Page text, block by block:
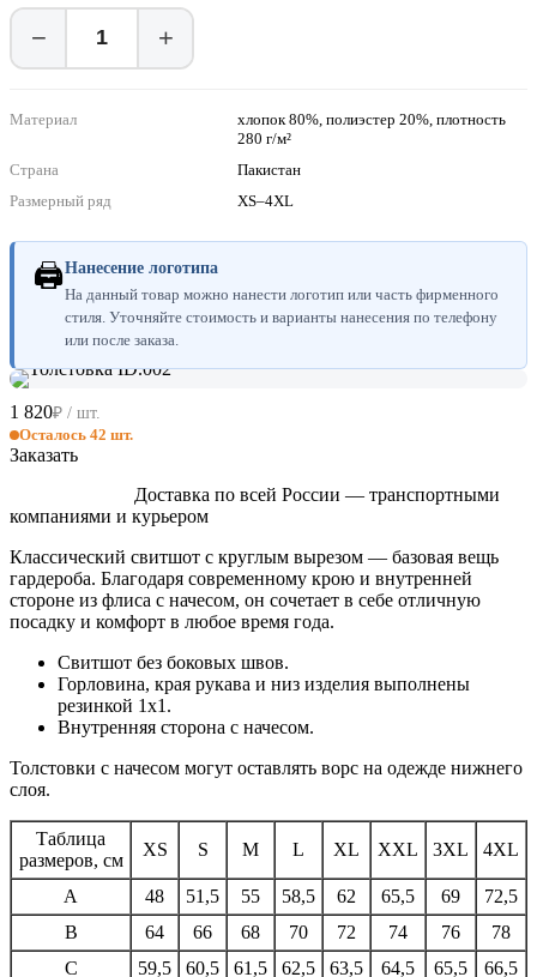
− +
Материал
хлопок 80%, полиэстер 20%, плотность
280 г/м²
Страна
Пакистан
Размерный ряд
XS–4XL
🖨Нанесение логотипа
На данный товар можно нанести логотип или часть фирменного
стиля. Уточняйте стоимость и варианты нанесения по телефону
или после заказа.
1 820₽ / шт.
Осталось 42 шт.
Заказать
Доставка по всей России — транспортными
компаниями и курьером
Классический свитшот с круглым вырезом — базовая вещь
гардероба. Благодаря современному крою и внутренней
стороне из флиса с начесом, он сочетает в себе отличную
посадку и комфорт в любое время года.
Свитшот без боковых швов.
Горловина, края рукава и низ изделия выполнены
резинкой 1х1.
Внутренняя сторона с начесом.
Толстовки с начесом могут оставлять ворс на одежде нижнего
слоя.
Таблица
размеров, см
XS S M L XL XXL 3XL 4XL
A 48 51,5 55 58,5 62 65,5 69
72,5
B
64 66 68 70 72 74 76
78
C
59,5 60,5 61,5 62,5 63,5 64,5 65,5 66,5